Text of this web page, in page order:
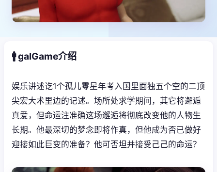
🚹 galGame介绍
娱乐讲述讫1个孤儿零星年考入国里面独五个空的二顶
尖宏大术里边的记述。场所处求学期间，其它将邂逅
真爱，但命运注准确这场邂逅将彻底改变他的人物生
长期。他最深切的梦念即将作真，但他成为否已做好
迎接如此巨变的准备？他可否坦并接受己己的命运？